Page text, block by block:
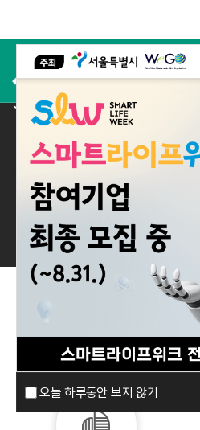
오늘 하루동안 보지 않기
2025
2025